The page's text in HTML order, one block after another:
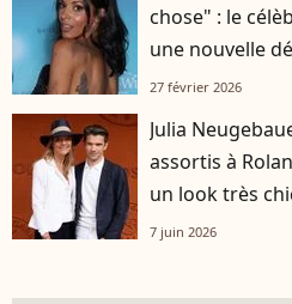
chose" : le
une nouvelle
27 février 2026
Julia
assortis à
un look très
7 juin 2026